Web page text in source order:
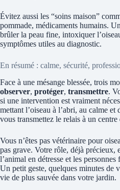
Évitez aussi les “soins maison”
pommade, médicaments humains.
brûler la peau fine, intoxiquer
symptômes utiles au diagnostic.
En résumé : calme, sécurité,
Face à une mésange blessée, trois
observer, protéger, transmettre.
si une intervention est vraiment
mettant l’oiseau à l’abri, au calme et
vous transmettez le relais à un
Vous n’êtes pas vétérinaire pour
pas grave. Votre rôle, déjà précieux,
l’animal en détresse et les
Un petit geste, quelques minutes de
vie de plus sauvée dans votre jardin.